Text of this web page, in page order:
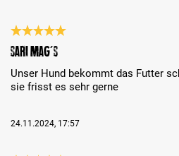
Review with rating of 5 out of 5 stars
Sari mag´s
Unser Hund bekommt das Futter
sie frisst es sehr gerne
24.11.2024, 17:57